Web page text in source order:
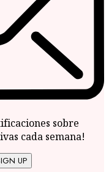
sobre
cada semana!
UP